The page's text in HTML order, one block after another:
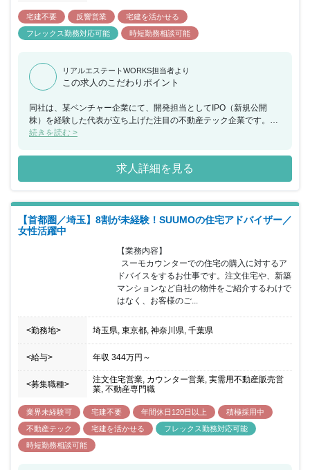
宅建不要 反響営業
宅建を活かせる
フレックス勤務対応可能
時短勤務相談可能
リアルエステートWORKS担当者より
この求人のこだわりポイント
同社は、某ベンチャー企業にて、開発担当としてIPO（新規公開
株）を経験した代表が立ち上げた注目の不動産テック企業です。現
在、当社で活躍しているメンバーもIT企業出身者が多数在籍してお
ています。一般的にライフステージが変化するタイミング（入学・
就職・結婚・出産）で、人は住まいを変えます。その重要な出来事
で発生する“不動産の売買・賃貸”に伴う手続きなどを、我々はその
す。不動産業界では、データやテクノロジーをより活用すること
で、よりスムーズに住まい探しや引越しなどができると考えていま
す。そのような業界を変革できるようなサービスに携わることがで
きます。そんな成長中のベンチャー企業で、IPOを一緒に目指せる
不動産営業マンを大歓迎いたします。
続きを読む >
求人詳細を見る
【首都圏／埼玉】8割が未経験！SUUMOの住宅アドバイザー／
女性活躍中
【業務内容】
ドバイスをするお仕事です。注文住宅や、新築
マンションなど自社の物件をご紹介するわけで
はなく、お客様のご...
<勤務地> 埼玉県, 東京都, 神奈川県, 千葉県
<給与> 年収 344万円 ～
<募集職種>
注文住宅営業, カウンター営業, 実需用不動産販売営
業, 不動産専門職
業界未経験可 宅建不要 年間休日120日以上
積極採用中
不動産テック
宅建を活かせる
フレックス勤務対応可能
時短勤務相談可能